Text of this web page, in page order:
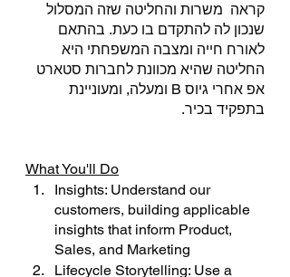
קראה  משרות והחליטה שזה המסלול
שנכון לה להתקדם בו כעת. בהתאם
לאורח חייה ומצבה המשפחתי היא
החליטה שהיא מכוונת לחברות סטארט
אפ אחרי גיוס B ומעלה, ומעוניינת
בתפקיד בכיר.
What You'll Do
Insights: Understand our
customers, building applicable
insights that inform Product,
Sales, and Marketing
Lifecycle Storytelling: Use a